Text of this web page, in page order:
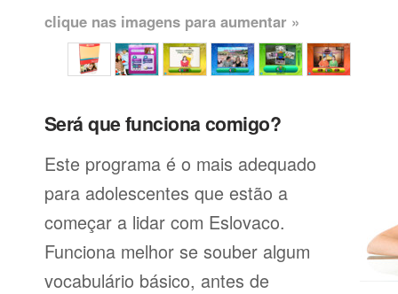
clique nas imagens para aumentar »
Será que funciona comigo?
Este programa é o mais adequado
para adolescentes que estão a
começar a lidar com Eslovaco.
Funciona melhor se souber algum
vocabulário básico, antes de